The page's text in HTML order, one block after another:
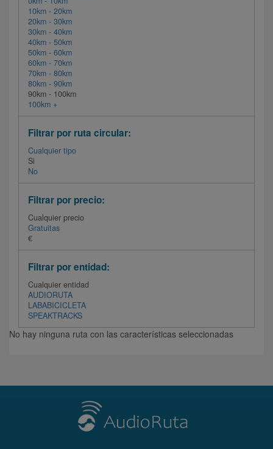
10km - 20km
20km - 30km
30km - 40km
40km - 50km
50km - 60km
60km - 70km
70km - 80km
80km - 90km
90km - 100km
100km +
Filtrar por ruta circular:
Cualquier tipo
Si
No
Filtrar por precio:
Cualquier precio
Gratuitas
€
Filtrar por entidad:
Cualquier entidad
AUDIORUTA
LABABICICLETA
SPEAKTRACKS
No hay ninguna ruta con las características seleccionadas